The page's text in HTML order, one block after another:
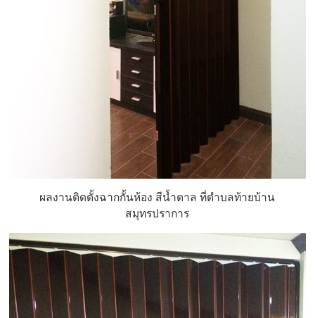
ผลงานติดตั้งฉากกั้นห้อง สีน้ำตาล ที่ตำบลท้ายบ้าน
สมุทรปราการ